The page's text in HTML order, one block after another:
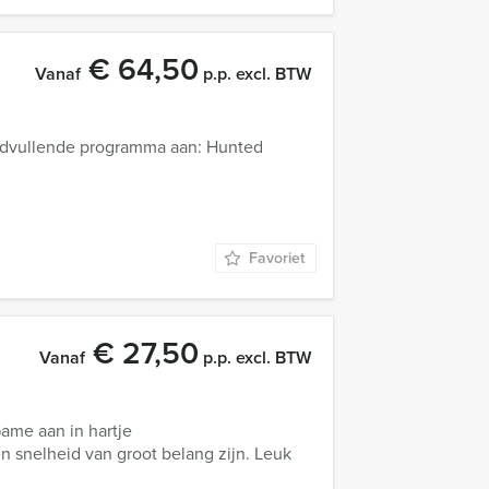
Vanaf€ 64,50 p.p. excl. BTW
programma aan: Hunted
Favoriet
Vanaf€ 27,50 p.p. excl. BTW
aan in hartje
snelheid van groot belang zijn. Leuk